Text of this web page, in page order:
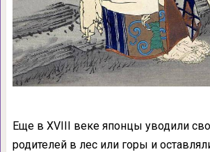
Еще в XVIII веке японцы уводили
родителей в лес или горы и